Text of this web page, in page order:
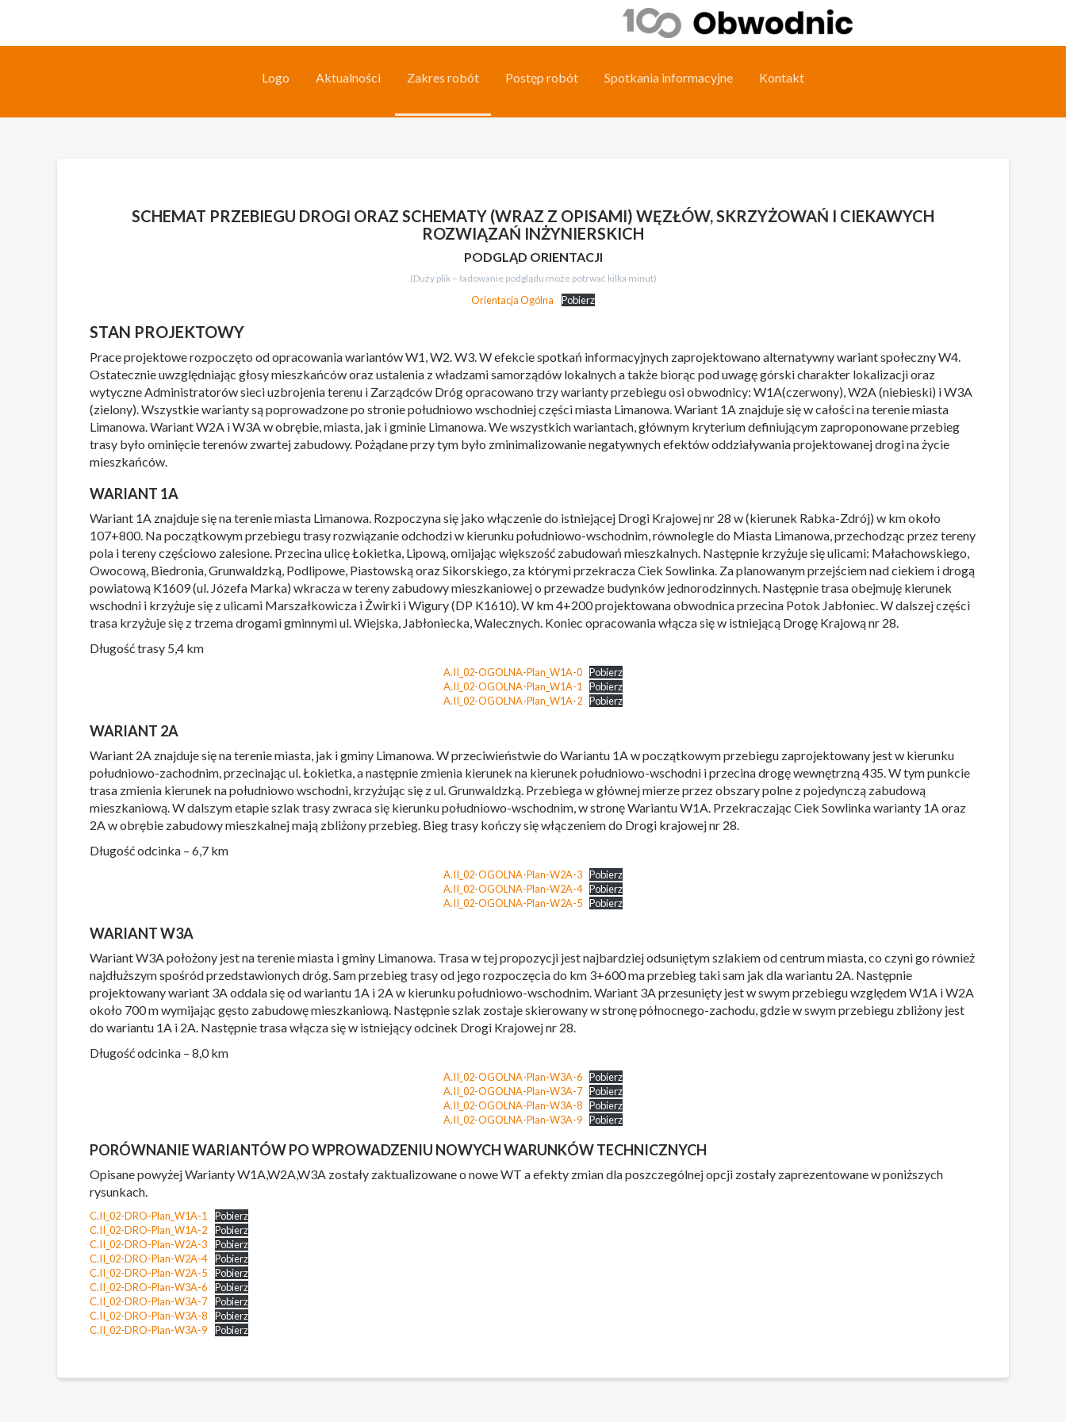
Logo Aktualności Zakres robót Postęp robót Spotkania informacyjne Kontakt
SCHEMAT PRZEBIEGU DROGI ORAZ SCHEMATY (WRAZ Z OPISAMI) WĘZŁÓW, SKRZYŻOWAŃ I CIEKAWYCH
ROZWIĄZAŃ INŻYNIERSKICH
PODGLĄD ORIENTACJI
(Duży plik – ładowanie podglądu może potrwać kilka minut)
Orientacja Ogólna Pobierz
STAN PROJEKTOWY
Prace projektowe rozpoczęto od opracowania wariantów W1, W2. W3. W efekcie spotkań informacyjnych zaprojektowano alternatywny wariant społeczny W4.
Ostatecznie uwzględniając głosy mieszkańców oraz ustalenia z władzami samorządów lokalnych a także biorąc pod uwagę górski charakter lokalizacji oraz
wytyczne Administratorów sieci uzbrojenia terenu i Zarządców Dróg opracowano trzy warianty przebiegu osi obwodnicy: W1A(czerwony), W2A (niebieski) i W3A
(zielony). Wszystkie warianty są poprowadzone po stronie południowo wschodniej części miasta Limanowa. Wariant 1A znajduje się w całości na terenie miasta
Limanowa. Wariant W2A i W3A w obrębie, miasta, jak i gminie Limanowa. We wszystkich wariantach, głównym kryterium definiującym zaproponowane przebieg
trasy było ominięcie terenów zwartej zabudowy. Pożądane przy tym było zminimalizowanie negatywnych efektów oddziaływania projektowanej drogi na życie
mieszkańców.
WARIANT 1A
Wariant 1A znajduje się na terenie miasta Limanowa. Rozpoczyna się jako włączenie do istniejącej Drogi Krajowej nr 28 w (kierunek Rabka-Zdrój) w km około
107+800. Na początkowym przebiegu trasy rozwiązanie odchodzi w kierunku południowo-wschodnim, równolegle do Miasta Limanowa, przechodząc przez tereny
pola i tereny częściowo zalesione. Przecina ulicę Łokietka, Lipową, omijając większość zabudowań mieszkalnych. Następnie krzyżuje się ulicami: Małachowskiego,
Owocową, Biedronia, Grunwaldzką, Podlipowe, Piastowską oraz Sikorskiego, za którymi przekracza Ciek Sowlinka. Za planowanym przejściem nad ciekiem i drogą
powiatową K1609 (ul. Józefa Marka) wkracza w tereny zabudowy mieszkaniowej o przewadze budynków jednorodzinnych. Następnie trasa obejmuję kierunek
wschodni i krzyżuje się z ulicami Marszałkowicza i Żwirki i Wigury (DP K1610). W km 4+200 projektowana obwodnica przecina Potok Jabłoniec. W dalszej części
trasa krzyżuje się z trzema drogami gminnymi ul. Wiejska, Jabłoniecka, Walecznych. Koniec opracowania włącza się w istniejącą Drogę Krajową nr 28.
Długość trasy 5,4 km
A.II_02-OGOLNA-Plan_W1A-0 Pobierz
A.II_02-OGOLNA-Plan_W1A-1
Pobierz
A.II_02-OGOLNA-Plan_W1A-2 Pobierz
WARIANT 2A
Wariant 2A znajduje się na terenie miasta, jak i gminy Limanowa. W przeciwieństwie do Wariantu 1A w początkowym przebiegu zaprojektowany jest w kierunku
południowo-zachodnim, przecinając ul. Łokietka, a następnie zmienia kierunek na kierunek południowo-wschodni i przecina drogę wewnętrzną 435. W tym punkcie
trasa zmienia kierunek na południowo wschodni, krzyżując się z ul. Grunwaldzką. Przebiega w głównej mierze przez obszary polne z pojedynczą zabudową
mieszkaniową. W dalszym etapie szlak trasy zwraca się kierunku południowo-wschodnim, w stronę Wariantu W1A. Przekraczając Ciek Sowlinka warianty 1A oraz
2A w obrębie zabudowy mieszkalnej mają zbliżony przebieg. Bieg trasy kończy się włączeniem do Drogi krajowej nr 28.
Długość odcinka – 6,7 km
A.II_02-OGOLNA-Plan-W2A-3 Pobierz
A.II_02-OGOLNA-Plan-W2A-4 Pobierz
A.II_02-OGOLNA-Plan-W2A-5 Pobierz
WARIANT W3A
Wariant W3A położony jest na terenie miasta i gminy Limanowa. Trasa w tej propozycji jest najbardziej odsuniętym szlakiem od centrum miasta, co czyni go również
najdłuższym spośród przedstawionych dróg. Sam przebieg trasy od jego rozpoczęcia do km 3+600 ma przebieg taki sam jak dla wariantu 2A. Następnie
projektowany wariant 3A oddala się od wariantu 1A i 2A w kierunku południowo-wschodnim. Wariant 3A przesunięty jest w swym przebiegu względem W1A i W2A
około 700 m wymijając gęsto zabudowę mieszkaniową. Następnie szlak zostaje skierowany w stronę północnego-zachodu, gdzie w swym przebiegu zbliżony jest
do wariantu 1A i 2A. Następnie trasa włącza się w istniejący odcinek Drogi Krajowej nr 28.
Długość odcinka – 8,0 km
A.II_02-OGOLNA-Plan-W3A-6 Pobierz
A.II_02-OGOLNA-Plan-W3A-7 Pobierz
A.II_02-OGOLNA-Plan-W3A-8 Pobierz
A.II_02-OGOLNA-Plan-W3A-9 Pobierz
PORÓWNANIE WARIANTÓW PO WPROWADZENIU NOWYCH WARUNKÓW TECHNICZNYCH
Opisane powyżej Warianty W1A,W2A,W3A zostały zaktualizowane o nowe WT a efekty zmian dla poszczególnej opcji zostały zaprezentowane w poniższych
rysunkach.
C.II_02-DRO-Plan_W1A-1
Pobierz
C.II_02-DRO-Plan_W1A-2
Pobierz
C.II_02-DRO-Plan-W2A-3
Pobierz
C.II_02-DRO-Plan-W2A-4
Pobierz
C.II_02-DRO-Plan-W2A-5
Pobierz
C.II_02-DRO-Plan-W3A-6
Pobierz
C.II_02-DRO-Plan-W3A-7
Pobierz
C.II_02-DRO-Plan-W3A-8
Pobierz
C.II_02-DRO-Plan-W3A-9
Pobierz